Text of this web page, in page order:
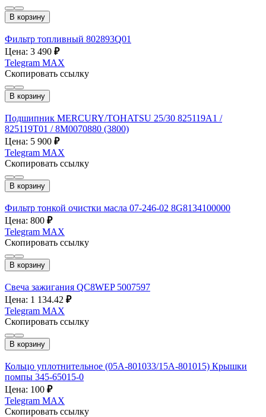
В корзину
Фильтр топливный 802893Q01
Цена: 3 490 ₽
Telegram MAX
Скопировать ссылку
В корзину
Подшипник MERCURY/TOHATSU 25/30 825119А1 /
825119T01 / 8M0070880 (3800)
Цена: 5 900 ₽
Telegram MAX
Скопировать ссылку
В корзину
Фильтр тонкой очистки масла 07-246-02 8G8134100000
Цена: 800 ₽
Telegram MAX
Скопировать ссылку
В корзину
Свеча зажигания QC8WEP 5007597
Цена: 1 134.42 ₽
Telegram MAX
Скопировать ссылку
В корзину
Кольцо уплотнительное (05A-801033/15A-801015) Крышки
помпы 345-65015-0
Цена: 100 ₽
Telegram MAX
Скопировать ссылку